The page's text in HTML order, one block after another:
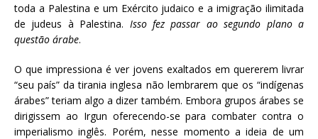
toda a Palestina e um Exército judaico e a imigração ilimitada
de judeus à Palestina. Isso fez passar ao segundo plano a
questão árabe.
O que impressiona é ver jovens exaltados em quererem livrar
“seu país” da tirania inglesa não lembrarem que os “indígenas
árabes” teriam algo a dizer também. Embora grupos árabes se
dirigissem ao Irgun oferecendo-se para combater contra o
imperialismo inglês. Porém, nesse momento a ideia de um